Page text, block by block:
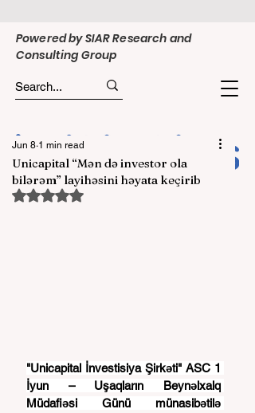
Powered by SIAR Research and
Consulting Group
Unicapital “Mən də investor ola
bilərəm” layihəsini həyata keçirib
Jun 8 1 min read
Rated NaN out of 5 stars.
"Unicapital İnvestisiya Şirkəti" ASC 1
İyun – Uşaqların Beynəlxalq
Müdafiəsi Günü münasibətilə